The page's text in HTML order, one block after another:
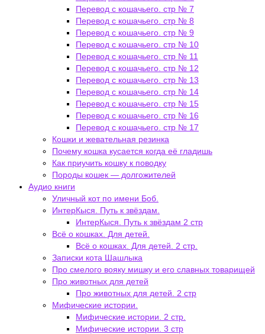
Перевод с кошачьего. стр № 7
Перевод с кошачьего. стр № 8
Перевод с кошачьего. стр № 9
Перевод с кошачьего. стр № 10
Перевод с кошачьего. стр № 11
Перевод с кошачьего. стр № 12
Перевод с кошачьего. стр № 13
Перевод с кошачьего. стр № 14
Перевод с кошачьего. стр № 15
Перевод с кошачьего. стр № 16
Перевод с кошачьего. стр № 17
Кошки и жевательная резинка
Почему кошка кусается когда её гладишь
Как приучить кошку к поводку
Породы кошек — долгожителей
Аудио книги
Уличный кот по имени Боб.
ИнтерКыся. Путь к звёздам.
ИнтерКыся. Путь к звёздам 2 стр
Всё о кошках. Для детей.
Всё о кошках. Для детей. 2 стр.
Записки кота Шашлыка
Про смелого вояку мишку и его славных товарищей
Про животных для детей
Про животных для детей. 2 стр
Мифические истории.
Мифические истории. 2 стр.
Мифические истории. 3 стр